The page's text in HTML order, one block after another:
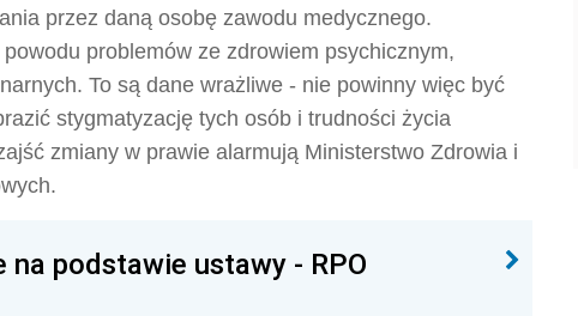
przez daną osobę zawodu medycznego.
problemów ze zdrowiem psychicznym,
To są dane wrażliwe - nie powinny więc być
stygmatyzację tych osób i trudności życia
zmiany w prawie alarmują Ministerstwo Zdrowia i
na podstawie ustawy - RPO